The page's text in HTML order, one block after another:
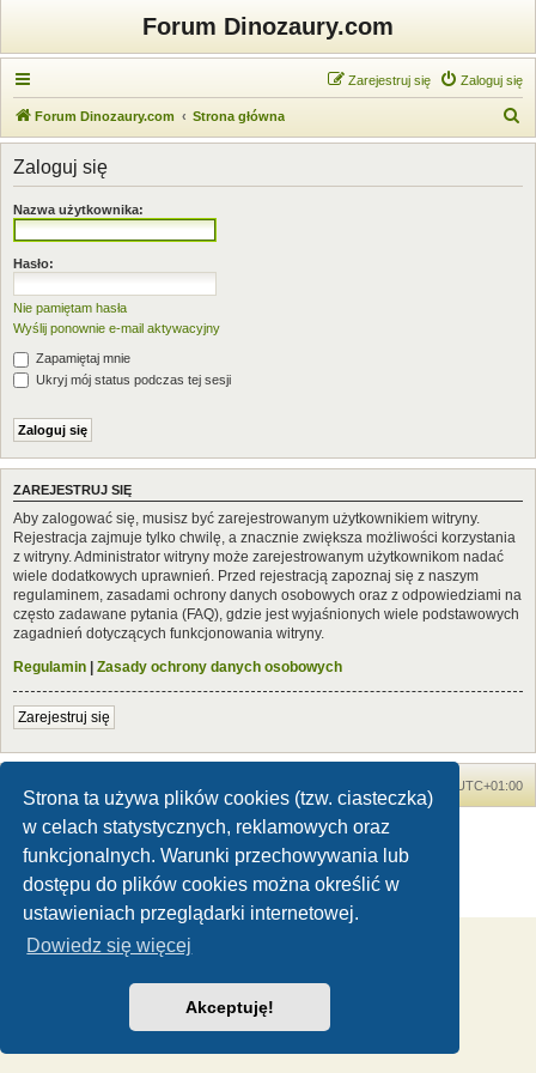
Strona ta używa plików cookies (tzw. ciasteczka)
w celach statystycznych, reklamowych oraz
funkcjonalnych. Warunki przechowywania lub
dostępu do plików cookies można określić w
ustawieniach przeglądarki internetowej.
Dowiedz się więcej
Akceptuję!
Forum Dinozaury.com
Zaloguj się
Zarejestruj się
Forum Dinozaury.com Strona główna
z
Zaloguj się
Nazwa użytkownika:
Hasło:
Nie pamiętam hasła
Wyślij ponownie e-mail aktywacyjny
Zapamiętaj mnie
Ukryj mój status podczas tej sesji
ZAREJESTRUJ SIĘ
Aby zalogować się, musisz być zarejestrowanym użytkownikiem witryny.
Rejestracja zajmuje tylko chwilę, a znacznie zwiększa możliwości korzystania
z witryny. Administrator witryny może zarejestrowanym użytkownikom nadać
wiele dodatkowych uprawnień. Przed rejestracją zapoznaj się z naszym
regulaminem, zasadami ochrony danych osobowych oraz z odpowiedziami na
często zadawane pytania (FAQ), gdzie jest wyjaśnionych wiele podstawowych
zagadnień dotyczących funkcjonowania witryny.
Regulamin | Zasady ochrony danych osobowych
Zarejestruj się
UTC+01:00
Dinozaury.com© 2006-2020
Technologię dostarczaphpBB® Forum Software © phpBB Limited
Zasady ochrony danych osobowych|Regulamin